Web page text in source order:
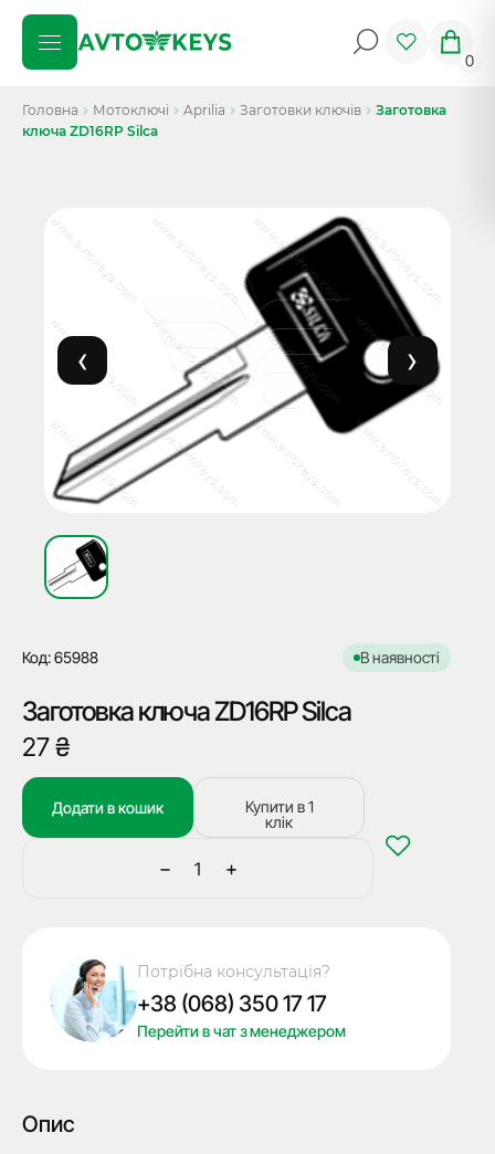
0
Головна Мотоключі Aprilia Заготовки ключів
Заготовка
ключа ZD16RP Silca
Код: 65988 В наявності
Заготовка ключа ZD16RP Silca
27₴
−
Заготовка
кількість
+
Додати в кошик
Купити в 1
клік
Потрібна консультація?
+38 (068) 350 17 17
Перейти в чат з менеджером
Опис